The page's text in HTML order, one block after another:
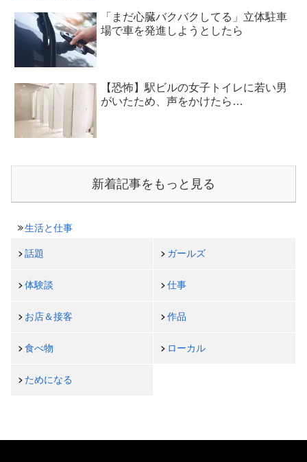
「まだ心臓バクバクしてる」立体駐車
場で車を発進しようとしたら
【恐怖】駅ビルの女子トイレに若い男
がいたため、声をかけたら…
新着記事をもっと見る
生活と仕事
話題 ガールズ
体験談 仕事
お店＆接客 作品
食べ物 ローカル
ためになる